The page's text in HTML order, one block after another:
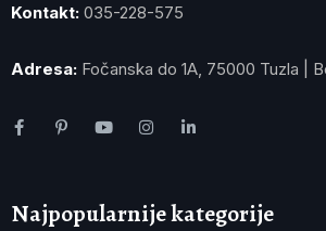
Kontakt: 035-228-575
Adresa: Fočanska do 1A, 75000 Tuzla |
Najpopularnije kategorije